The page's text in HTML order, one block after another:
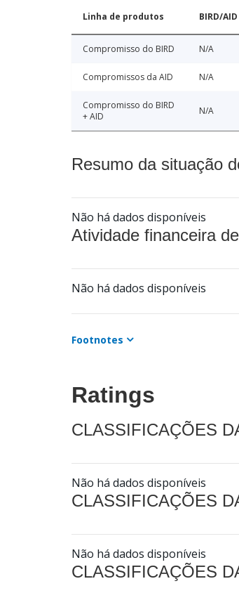
Linha de produtos BIRD/AID
Compromisso do BIRD N/A
Compromissos da AID N/A
Compromisso do BIRD
+ AID
N/A
Resumo da situação
Não há dados disponíveis
Atividade financeira
Não há dados disponíveis
Footnotes
Ratings
CLASSIFICAÇÕES
Não há dados disponíveis
CLASSIFICAÇÕES
Não há dados disponíveis
CLASSIFICAÇÕES